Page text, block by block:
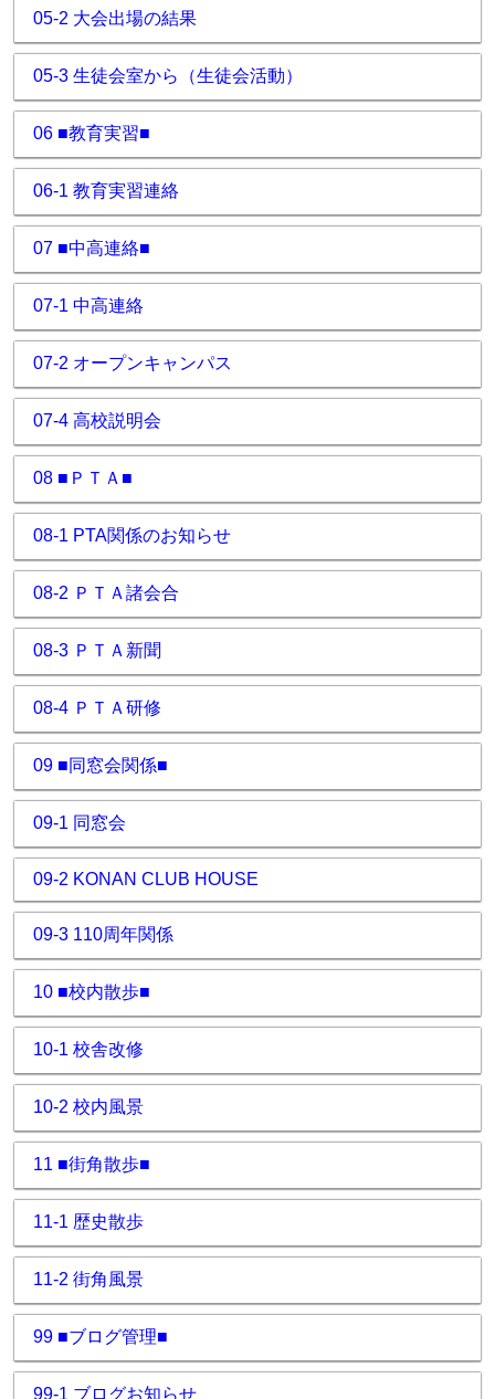
05-2 大会出場の結果
05-3 生徒会室から（生徒会活動）
06 ■教育実習■
06-1 教育実習連絡
07 ■中高連絡■
07-1 中高連絡
07-2 オープンキャンパス
07-4 高校説明会
08 ■ＰＴＡ■
08-1 PTA関係のお知らせ
08-2 ＰＴＡ諸会合
08-3 ＰＴＡ新聞
08-4 ＰＴＡ研修
09 ■同窓会関係■
09-1 同窓会
09-2 KONAN CLUB HOUSE
09-3 110周年関係
10 ■校内散歩■
10-1 校舎改修
10-2 校内風景
11 ■街角散歩■
11-1 歴史散歩
11-2 街角風景
99 ■ブログ管理■
99-1 ブログお知らせ